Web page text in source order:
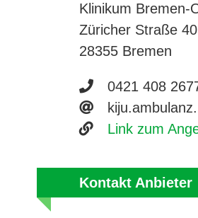
Klinikum Bremen-
Züricher Straße 40
28355 Bremen
0421 408
E-Mail
Website
Link zum
Kontakt Anbieter